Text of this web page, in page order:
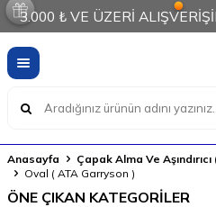
3.000 ₺ VE ÜZERİ
Anasayfa
Çapak Alma Ve
Oval ( ATA Garryson )
ÖNE ÇIKAN KATEGORİLER